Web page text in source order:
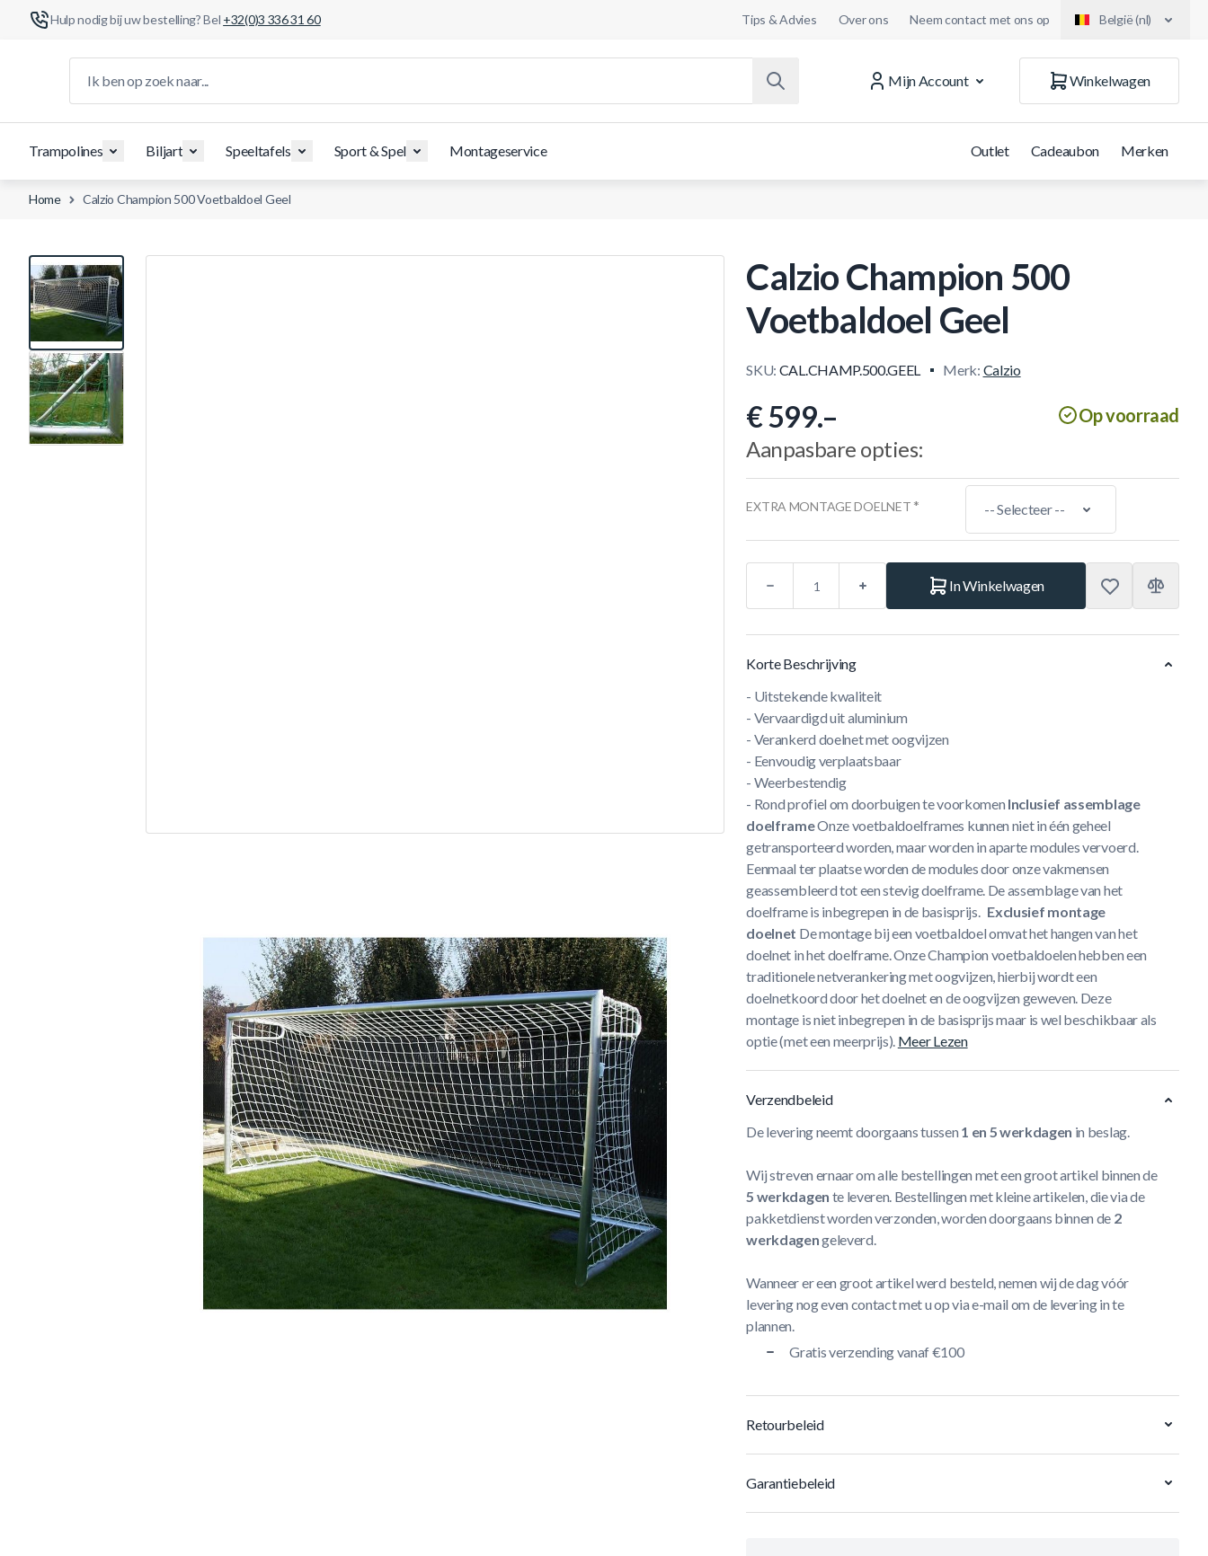
Hulp nodig bij uw bestelling? Bel +32(0)3 336 31 60 Tips & Advies Over ons Neem contact met ons op België (nl)
Mijn Account
Winkelwagen
Trampolines Biljart Speeltafels Sport & Spel Montageservice Outlet Cadeaubon Merken
Home Calzio Champion 500 Voetbaldoel Geel
View larger image
View larger image
Calzio Champion 500
Voetbaldoel Geel
SKU: CAL.CHAMP.500.GEEL Merk: Calzio
€ 599.– Op voorraad
Aanpasbare opties:
EXTRA MONTAGE DOELNET *
In Winkelwagen
Korte Beschrijving
- Uitstekende kwaliteit
- Vervaardigd uit aluminium
- Verankerd doelnet met oogvijzen
- Eenvoudig verplaatsbaar
- Weerbestendig
- Rond profiel om doorbuigen te voorkomen Inclusief assemblage
doelframeOnze voetbaldoelframes kunnen niet in één geheel
getransporteerd worden, maar worden in aparte modules vervoerd.
Eenmaal ter plaatse worden de modules door onze vakmensen
geassembleerd tot een stevig doelframe. De assemblage van het
doelframe is inbegrepen in de basisprijs. Exclusief montage
doelnet De montage bij een voetbaldoel omvat het hangen van het
doelnet in het doelframe.Onze Champion voetbaldoelen hebben een
traditionele netverankering met oogvijzen, hierbij wordt een
doelnetkoord door het doelnet en de oogvijzen geweven. Deze
montage is niet inbegrepen in de basisprijs maar is wel beschikbaar als
optie (met een meerprijs). Meer Lezen
Verzendbeleid
De levering neemt doorgaans tussen 1 en 5 werkdagen in beslag.
Wij streven ernaar om alle bestellingen met een groot artikel binnen de
5 werkdagen te leveren. Bestellingen met kleine artikelen, die via de
pakketdienst worden verzonden, worden doorgaans binnen de 2
werkdagengeleverd.
Wanneer er een groot artikel werd besteld, nemen wij de dag vóór
levering nog even contact met u op via e-mail om de levering in te
plannen.
Gratis verzending vanaf €100
Retourbeleid
Garantiebeleid